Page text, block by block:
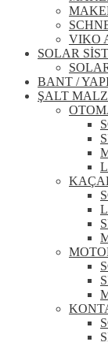
VIKO
SOLAR
BANT /
ŞALT